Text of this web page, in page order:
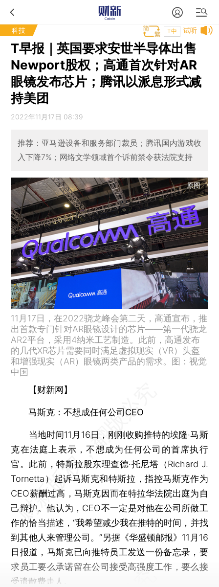
科技 试听
T中
T早报｜英国要求安世半导体出售
Newport股权；高通首次针对AR
眼镜发布芯片；腾讯以派息形式减
持美团
2022年11月17日 08:39
推荐：亚马逊设备和服务部门裁员；腾讯国内游戏收
入下降7%；网络文学领域首个诉前禁令获法院支持
原图
11月17日，在2022骁龙峰会第二天，高通宣布，推
出首款专门针对AR眼镜设计的芯片——第一代骁龙
AR2平台，采用4纳米工艺制造。此前，高通发布
的几代XR芯片需要同时满足虚拟现实（VR）头盔
和增强现实（AR）眼镜两类产品的需求。图：视觉
中国
【财新网】
马斯克：不想成任何公司CEO
当地时间11月16日，刚刚收购推特的埃隆·马斯
克在法庭上表示，不想成为任何公司的首席执行
官。此前，特斯拉股东理查德·托尼塔（Richard J.
Tornetta）起诉马斯克和特斯拉，指控马斯克作为
CEO薪酬过高，马斯克因而在特拉华法院出庭为自
己辩护。他认为，CEO不一定是对他在公司所做工
作的恰当描述，“我希望减少我在推特的时间，并找
到其他人来管理公司。”另据《华盛顿邮报》11月16
日报道，马斯克已向推特员工发送一份备忘录，要
求员工要么承诺留在公司接受高强度工作，要么接
受遣散费走人。